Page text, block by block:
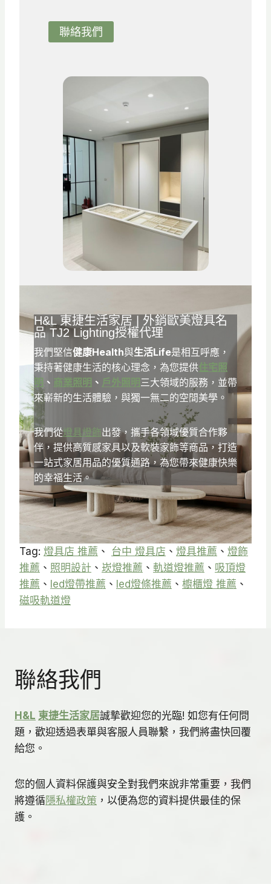
聯絡我們
H&L 東捷生活家居 | 外銷歐美燈具名
品TJ2 Lighting授權代理
我們堅信健康Health與生活Life是相互呼應，
秉持著健康生活的核心理念，為您提供住宅照
明 、 商業照明 、 戶外照明 三大領域的服務，並帶
來嶄新的生活體驗，與獨一無二的空間美學。
我們從燈具燈飾出發，攜手各領域優質合作夥
伴，提供高質感家具以及軟裝家飾等商品，打造
一站式家居用品的優質通路，為您帶來健康快樂
的幸福生活。
Tag: 燈具店 推薦 、 台中 燈具店 、 燈具推薦 、 燈飾
推薦 、 照明設計 、 崁燈推薦 、 軌道燈推薦 、 吸頂燈
推薦 、 led燈帶推薦 、 led燈條推薦 、 櫥櫃燈 推薦 、
磁吸軌道燈
聯絡我們
H&L 東捷生活家居誠摯歡迎您的光臨! 如您有任何問
題，歡迎透過表單與客服人員聯繫，我們將盡快回覆
給您。
您的個人資料保護與安全對我們來說非常重要，我們
將遵循隱私權政策 ，以便為您的資料提供最佳的保
護。